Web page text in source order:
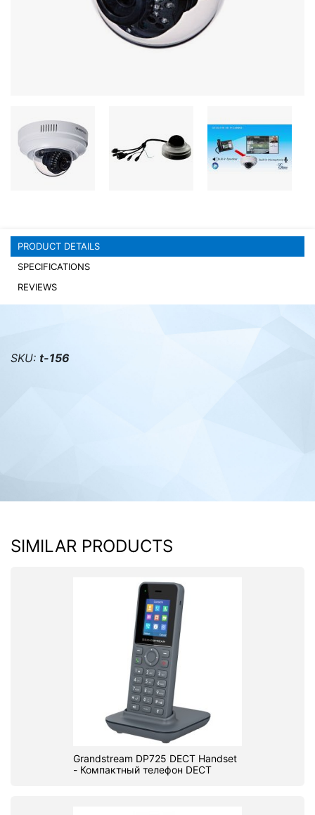
Cooling systems
Video surveillance
PC
PRODUCT DETAILS
SPECIFICATIONS
REVIEWS
SKU: t-156
SIMILAR PRODUCTS
Grandstream DP725 DECT Handset
- Компактный телефон DECT